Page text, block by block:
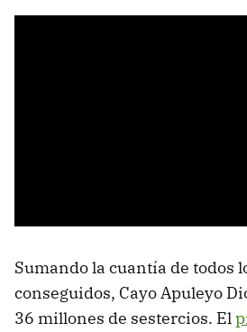
Sumando la cuantía de todos
conseguidos, Cayo Apuleyo
36 millones de sestercios. El